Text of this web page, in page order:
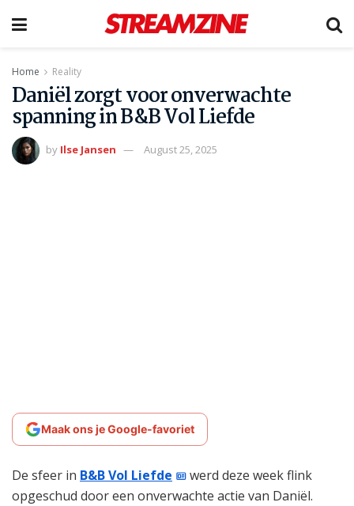
Home Reality
Daniël zorgt voor onverwachte
spanning in B&B Vol Liefde
by Ilse Jansen August 25, 2025
Maak ons je Google-favoriet
De sfeer in B&B Vol Liefde
werd deze week flink
opgeschud door een onverwachte actie van Daniël.